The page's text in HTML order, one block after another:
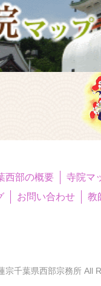
西部の概要 寺院マ
お問い合わせ 教
宗千葉県西部宗務所 All